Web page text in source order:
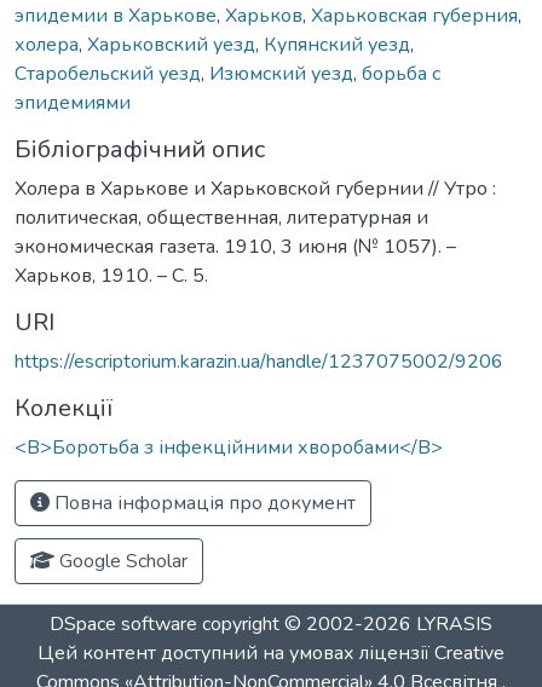
эпидемии в Харькове, Харьков, Харьковская губерния,
холера, Харьковский уезд, Купянский уезд,
Старобельский уезд, Изюмский уезд, борьба с
эпидемиями
Бібліографічний опис
Холера в Харькове и Харьковской губернии // Утро :
политическая, общественная, литературная и
экономическая газета. 1910, 3 июня (№ 1057). –
Харьков, 1910. – С. 5.
URI
https://escriptorium.karazin.ua/handle/1237075002/9206
Колекції
<B>Боротьба з інфекційними хворобами</B>
Повна інформація про документ
Google Scholar
DSpace software copyright © 2002-2026 LYRASIS
Цей контент доступний на умовах ліцензіїCreative